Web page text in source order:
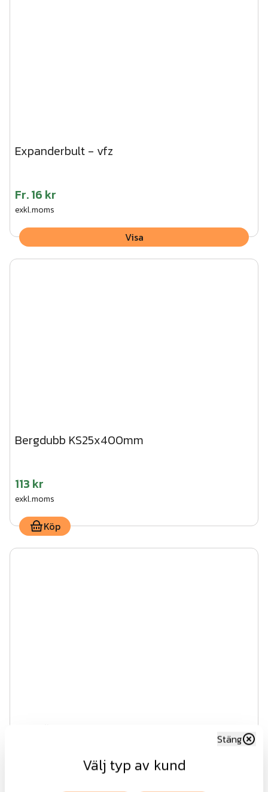
Expanderbult - vfz
Fr.16 kr
exkl.moms
Visa
Bergdubb KS25x400mm
113 kr
exkl.moms
Köp
Välj typ av kund
Stäng